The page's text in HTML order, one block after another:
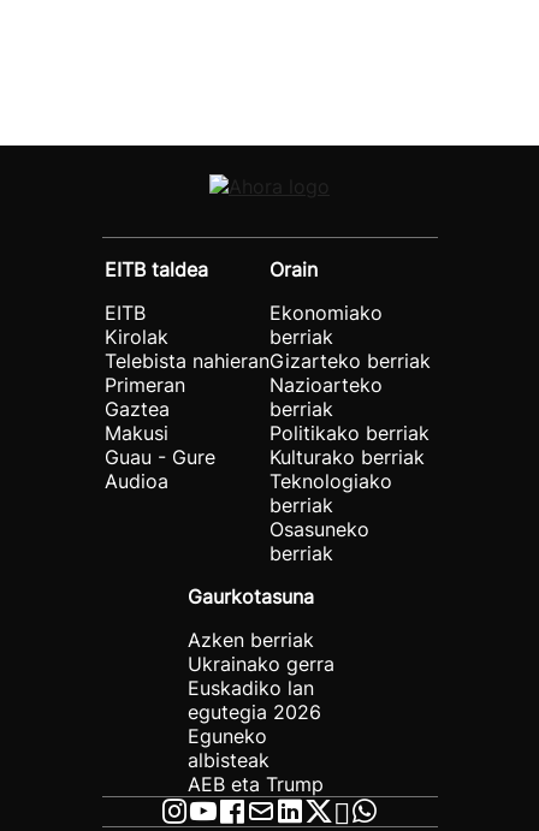
EITB taldea
EITB
Kirolak
Telebista nahieran
Primeran
Gaztea
Makusi
Guau - Gure
Audioa
Orain
Ekonomiako
berriak
Gizarteko berriak
Nazioarteko
berriak
Politikako berriak
Kulturako berriak
Teknologiako
berriak
Osasuneko
berriak
Gaurkotasuna
Azken berriak
Ukrainako gerra
Euskadiko lan
egutegia 2026
Eguneko
albisteak
AEB eta Trump